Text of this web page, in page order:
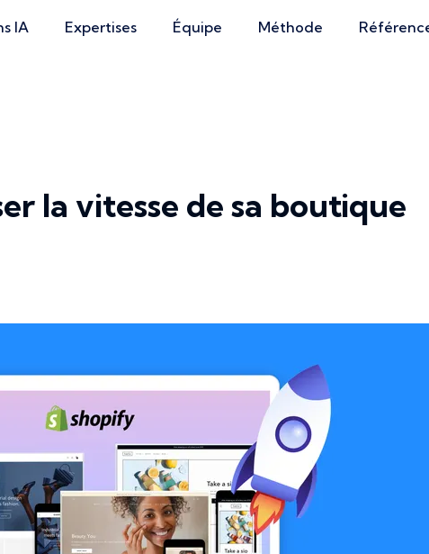
IA Expertises Équipe Méthode
la vitesse de sa boutique